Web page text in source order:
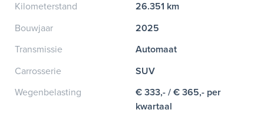
Kilometerstand
26.351 km
Bouwjaar
2025
Transmissie
Automaat
Carrosserie
SUV
Wegenbelasting
€ 333,- / € 365,- per
kwartaal